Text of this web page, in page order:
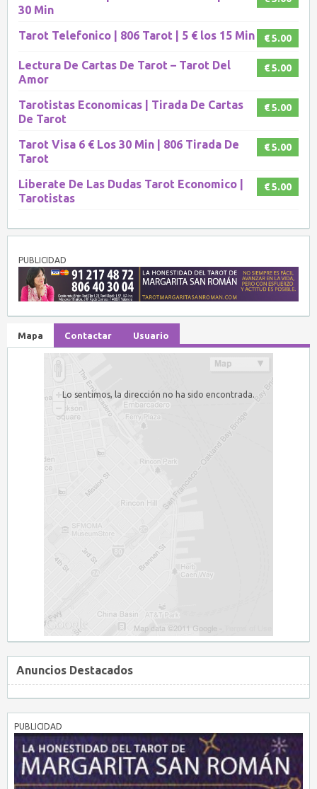
30 Min
€ 5.00
Tarot Telefonico | 806 Tarot | 5 € los 15 Min
€ 5.00
Lectura De Cartas De Tarot – Tarot Del
Amor
€ 5.00
Tarotistas Economicas | Tirada De Cartas
De Tarot
€ 5.00
Tarot Visa 6 € Los 30 Min | 806 Tirada De
Tarot
€ 5.00
Liberate De Las Dudas Tarot Economico |
Tarotistas
PUBLICIDAD
Mapa Contactar Usuario
Lo sentimos, la dirección no ha sido encontrada.
Anuncios Destacados
PUBLICIDAD